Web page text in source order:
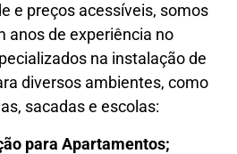
e preços acessíveis, somos
anos de experiência no
na instalação de
diversos ambientes, como
sacadas e escolas:
para Apartamentos;